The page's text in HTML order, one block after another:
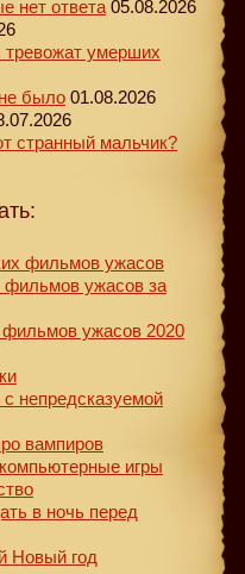
нет ответа 05.08.2026
умерших
было 01.08.2026
странный мальчик?
фильмов ужасов
ужасов за
ужасов 2020
непредсказуемой
вампиров
игры
в ночь перед
Новый год